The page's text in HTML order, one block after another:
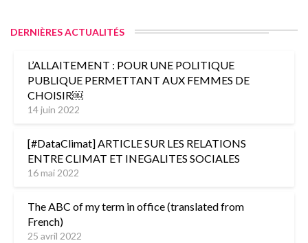
DERNIÈRES ACTUALITÉS
L’ALLAITEMENT : POUR UNE POLITIQUE
PUBLIQUE PERMETTANT AUX FEMMES DE
CHOISIR￼
14 juin 2022
[#DataClimat] ARTICLE SUR LES RELATIONS
ENTRE CLIMAT ET INEGALITES SOCIALES
16 mai 2022
The ABC of my term in office (translated from
French)
25 avril 2022